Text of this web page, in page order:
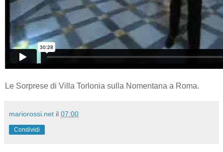
Le Sorprese di Villa Torlonia sulla Nomentana a Roma.
mariorossi.net il 07:00
Condividi